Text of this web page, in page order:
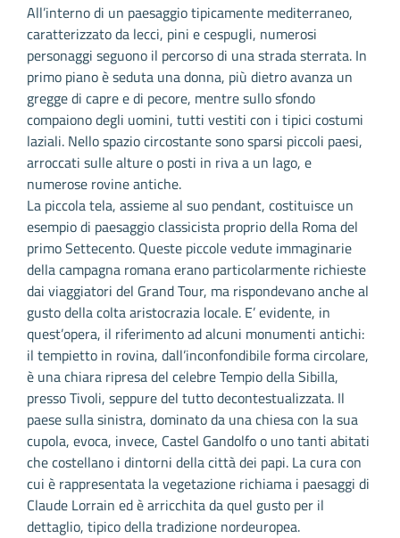
All’interno di un paesaggio tipicamente mediterraneo,
caratterizzato da lecci, pini e cespugli, numerosi
personaggi seguono il percorso di una strada sterrata. In
primo piano è seduta una donna, più dietro avanza un
gregge di capre e di pecore, mentre sullo sfondo
compaiono degli uomini, tutti vestiti con i tipici costumi
laziali. Nello spazio circostante sono sparsi piccoli paesi,
arroccati sulle alture o posti in riva a un lago, e
numerose rovine antiche.
La piccola tela, assieme al suo pendant, costituisce un
esempio di paesaggio classicista proprio della Roma del
primo Settecento. Queste piccole vedute immaginarie
della campagna romana erano particolarmente richieste
dai viaggiatori del Grand Tour, ma rispondevano anche al
gusto della colta aristocrazia locale. E’ evidente, in
quest’opera, il riferimento ad alcuni monumenti antichi:
il tempietto in rovina, dall’inconfondibile forma circolare,
è una chiara ripresa del celebre Tempio della Sibilla,
presso Tivoli, seppure del tutto decontestualizzata. Il
paese sulla sinistra, dominato da una chiesa con la sua
cupola, evoca, invece, Castel Gandolfo o uno tanti abitati
che costellano i dintorni della città dei papi. La cura con
cui è rappresentata la vegetazione richiama i paesaggi di
Claude Lorrain ed è arricchita da quel gusto per il
dettaglio, tipico della tradizione nordeuropea.